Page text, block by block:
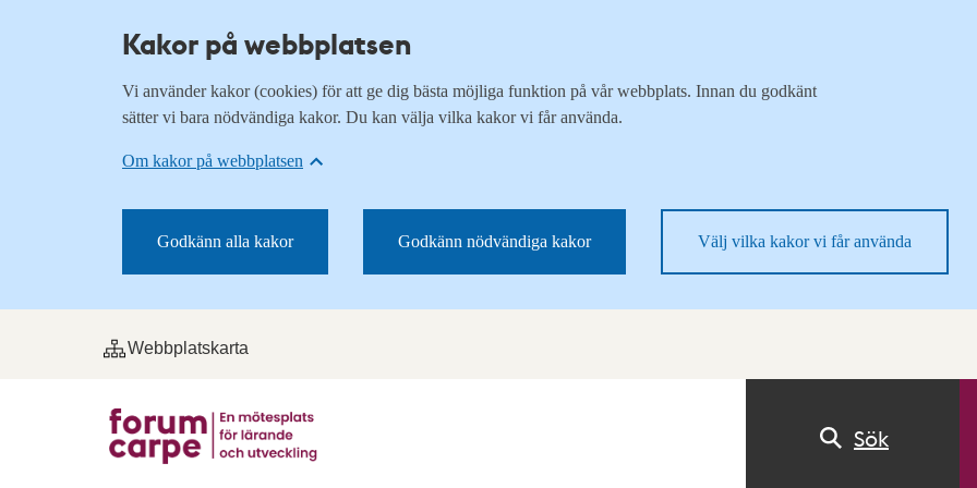
Kakor på webbplatsen
Vi använder kakor (cookies) för att ge dig bästa möjliga funktion på vår webbplats. Innan du godkänt
sätter vi bara nödvändiga kakor. Du kan välja vilka kakor vi får använda.
Om kakor på webbplatsen
Godkänn alla kakor Godkänn nödvändiga kakor Välj vilka kakor vi får använda
Webbplatskarta
Sök